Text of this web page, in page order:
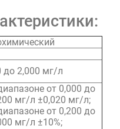
до 2,000 мг/л
от 0,000 до
мг/л ±0,020 мг/л;
от 0,200 до
мг/л ±10%;